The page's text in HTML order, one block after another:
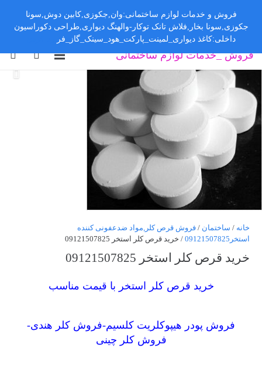
فروش _خدمات لوازم ساختمانی
خانه / ساختمان / فروش قرص کلر,مواد ضدعفونی کننده
استخر09121507825
/ خرید قرص کلر استخر 09121507825
خرید قرص کلر استخر 09121507825
خرید قرص کلر استخر با قیمت مناسب
فروش پودر هیپوکلریت کلسیم-فروش کلر هندی-
فروش کلر چینی
فروش و خدمات لوازم ساختمانی:وان,جکوزی,کابین دوش,سونا
جکوزی,سونا بخار,فلاش تانک توکار-والهنگ دیواری,طراحی دکوراسیون
داخلی:کاغذ دیواری_لمینت_پارکت_هود_سینک_گاز_فر